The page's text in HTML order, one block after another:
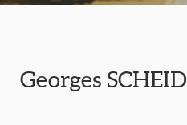
Georges SCHEID